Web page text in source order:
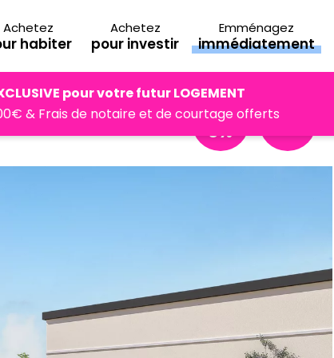
Achetez
habiter
Achetez
pour investir
Emménagez
immédiatement
pour votre futur LOGEMENT
& Frais de notaire et de courtage offerts
Prêt à
taux
0%
Dispositif